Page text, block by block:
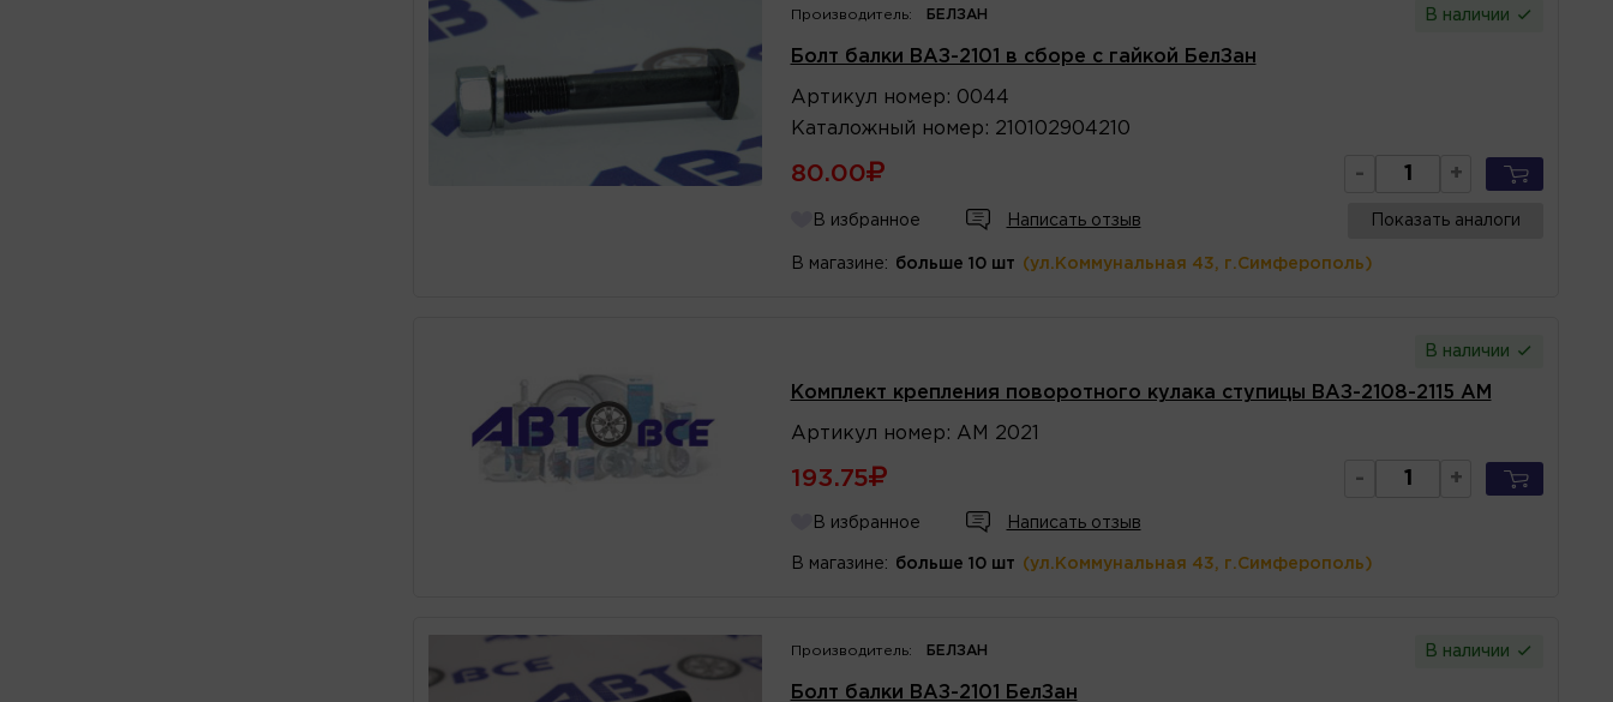
Производитель: БЕЛЗАН В наличии
Болт балки ВАЗ-2101 в сборе с гайкой БелЗан
Артикул номер : 0044
Каталожный номер : 210102904210
80.00 - +
В избранное Написать отзыв Показать аналоги
В магазине: больше 10 шт (ул.Коммунальная 43, г.Симферополь)
В наличии
Комплект крепления поворотного кулака ступицы ВАЗ-2108-2115 АМ
Артикул номер : АМ 2021
193.75 - +
В избранное Написать отзыв
В магазине: больше 10 шт (ул.Коммунальная 43, г.Симферополь)
Производитель: БЕЛЗАН В наличии
Болт балки ВАЗ-2101 БелЗан